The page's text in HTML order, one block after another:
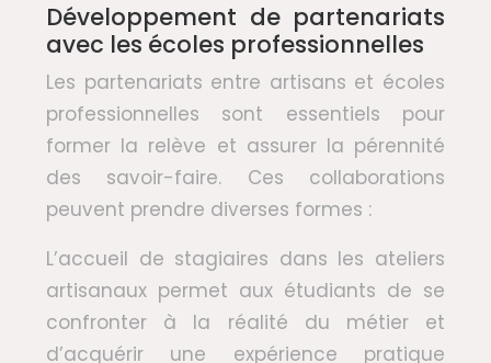
Développement de partenariats
avec les écoles professionnelles
Les partenariats entre artisans et écoles
professionnelles sont essentiels pour
former la relève et assurer la pérennité
des savoir-faire. Ces collaborations
peuvent prendre diverses formes :
L’accueil de stagiaires dans les ateliers
artisanaux permet aux étudiants de se
confronter à la réalité du métier et
d’acquérir une expérience pratique